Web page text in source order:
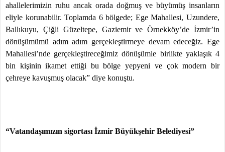
ahallelerimizin ruhu ancak orada doğmuş ve büyümüş insanların
eliyle korunabilir. Toplamda 6 bölgede; Ege Mahallesi, Uzundere,
Ballıkuyu, Çiğli Güzeltepe, Gaziemir ve Örnekköy’de İzmir’in
dönüşümümü adım adım gerçekleştirmeye devam edeceğiz. Ege
Mahallesi’nde gerçekleştireceğimiz dönüşümle birlikte yaklaşık 4
bin kişinin ikamet ettiği bu bölge yepyeni ve çok modern bir
çehreye kavuşmuş olacak” diye konuştu.
“Vatandaşımızın sigortası İzmir Büyükşehir Belediyesi”